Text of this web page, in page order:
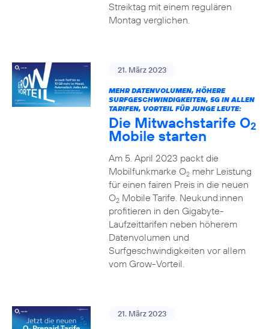
Streiktag mit einem regulären
Montag verglichen.
21. März 2023
MEHR DATENVOLUMEN, HÖHERE
SURFGESCHWINDIGKEITEN, 5G IN ALLEN
TARIFEN, VORTEIL FÜR JUNGE LEUTE:
Die Mitwachstarife O2
Mobile starten
Am 5. April 2023 packt die
Mobilfunkmarke O2mehr Leistung
für einen fairen Preis in die neuen
O2Mobile Tarife. Neukund:innen
profitieren in den Gigabyte-
Laufzeittarifen neben höherem
Datenvolumen und
Surfgeschwindigkeiten vor allem
vom Grow-Vorteil.
21. März 2023